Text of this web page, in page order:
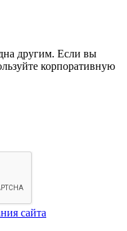
другим. Если вы
корпоративную
сайта